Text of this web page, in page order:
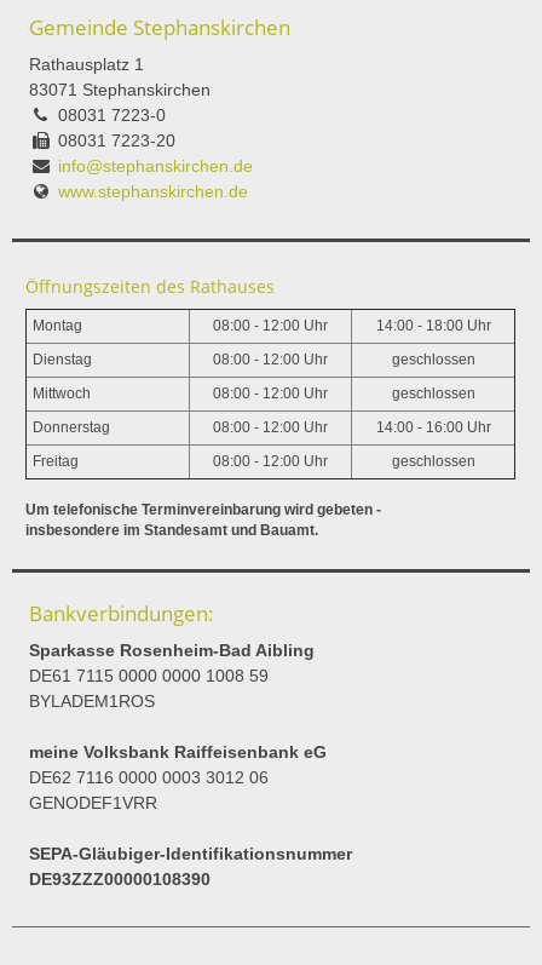
Gemeinde Stephanskirchen
Rathausplatz 1
83071 Stephanskirchen
08031 7223-0
08031 7223-20
info@stephanskirchen.de
www.stephanskirchen.de
Öffnungszeiten des Rathauses
Montag 08:00 - 12:00 Uhr 14:00 - 18:00 Uhr
Dienstag 08:00 - 12:00 Uhr geschlossen
Mittwoch 08:00 - 12:00 Uhr geschlossen
Donnerstag 08:00 - 12:00 Uhr 14:00 - 16:00 Uhr
Freitag 08:00 - 12:00 Uhr geschlossen
Um telefonische Terminvereinbarung wird gebeten -
insbesondere im Standesamt und Bauamt.
Bankverbindungen:
Sparkasse Rosenheim-Bad Aibling
DE61 7115 0000 0000 1008 59
BYLADEM1ROS
meine Volksbank Raiffeisenbank eG
DE62 7116 0000 0003 3012 06
GENODEF1VRR
SEPA-Gläubiger-Identifikationsnummer
DE93ZZZ00000108390